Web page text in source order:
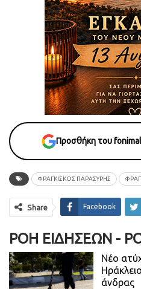
Προσθήκη του
ΦΡΑΓΚΙΣΚΟΣ ΠΑΡΑΣΥΡΗΣ
Share Facebook
ΡΟΉ ΕΙΔΉΣΕΩΝ -
Νέο
άνδρας